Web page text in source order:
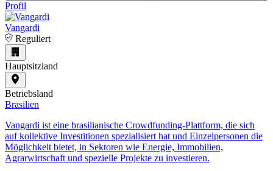
Profil
Vangardi
Reguliert
Hauptsitzland
Betriebsland
Brasilien
​Vangardi ist eine brasilianische Crowdfunding-Plattform, die sich
auf kollektive Investitionen spezialisiert hat und Einzelpersonen die
Möglichkeit bietet, in Sektoren wie Energie, Immobilien,
Agrarwirtschaft und spezielle Projekte zu investieren.